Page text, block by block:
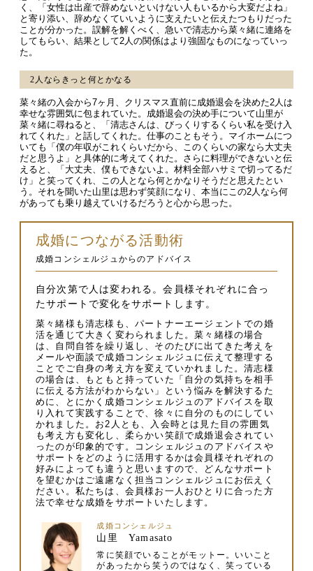
く、「女性は出産で辞めないといけない人もいるから大変だよね」
と寄り添い、辞めなくていいように支えたいと伝えたつもりだった
ことが分かった。誤解を解くべく、急いで清志から菜々緒に連絡を
してもらい、結果として2人の関係はより強固なものになっていっ
た。
2人ならきっと何とかなる
菜々緒の入会から7ヶ月、クリスマス直前に成婚退会を決めた2人は
幸せな雰囲気に包まれていた。成婚退会の決め手について山里が
菜々緒に尋ねると、「清志さんは、びっくりするくらい私を受け入
れてくれた」と話してくれた。仕事のこともそう。マイホームにつ
いても「僕の年収がこれくらいだから、このくらいの家なら大丈夫
だと思うよ」と具体的に考えてくれた。さらに料理ができないと伝
えると、「大丈夫、僕もできないよ。材料全部ハサミで切ってるだ
け」と笑ってくれ、この人となら何とかなりそうだと思えたとい
う。それを聞いた山里は思わず笑顔になり、本当にこの2人なら何
があっても乗り越えていけるだろうと心から思った。
成婚につながる活動術
成婚コンシェルジュからのアドバイス
自分次第で人は変われる。会員様それぞれに合っ
たサポートで変化をサポートします。
菜々緒様も清志様も、パートナーエージェントでの婚
活を通じて大きく変わられました。菜々緒様の場合
は、自問自答を繰り返し、そのたびに出てきた考えを
メールや面談で成婚コンシェルジュに伝えて整理する
ことでご自身の考え方を変えていかれました。清志様
の場合は、もともと持っていた「自分の気持ちを相手
に伝える方法がわからない」という悩みを解決するた
めに、とにかく成婚コンシェルジュのアドバイスを取
り入れて実践することで、徐々に自分のものにしてい
かれました。お2人とも、入会時とは見た目の雰囲気
も考え方も変化し、柔らかい笑顔で成婚退会されてい
ったのが印象的です。コンシェルジュのアドバイスや
サポートをどのように活用するかは会員様それぞれの
好みによっても違うと思いますので、どんなサポート
を望むかはご遠慮なく担当コンシェルジュにお伝えく
ださい。私たちは、会員様お一人おひとりに合った方
法で幸せな成婚をサポートいたします。
成婚コンシェルジュ
山里 Yamasato
常に笑顔でいることがモットー。いいこと
があったから笑うのではなく、笑っている